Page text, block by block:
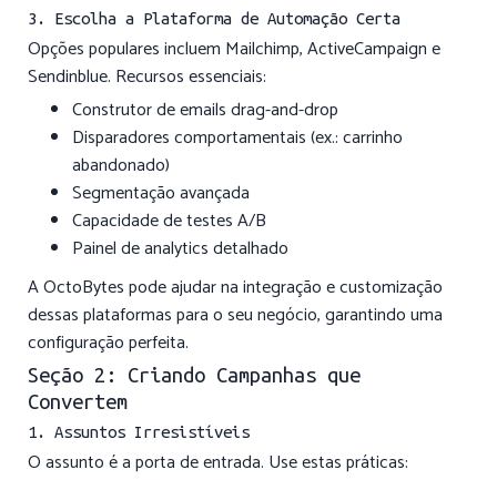
3. Escolha a Plataforma de Automação Certa
Opções populares incluem Mailchimp, ActiveCampaign e
Sendinblue. Recursos essenciais:
Construtor de emails drag-and-drop
Disparadores comportamentais (ex.: carrinho
abandonado)
Segmentação avançada
Capacidade de testes A/B
Painel de analytics detalhado
A OctoBytes pode ajudar na integração e customização
dessas plataformas para o seu negócio, garantindo uma
configuração perfeita.
Seção 2: Criando Campanhas que
Convertem
1. Assuntos Irresistíveis
O assunto é a porta de entrada. Use estas práticas: